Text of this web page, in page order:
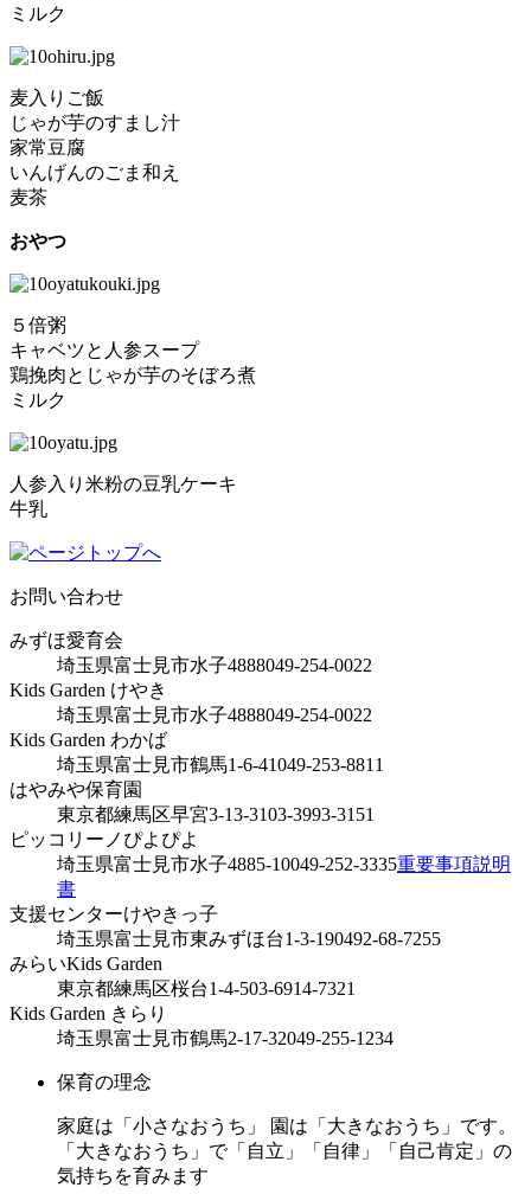
ミルク
麦入りご飯
じゃが芋のすまし汁
家常豆腐
いんげんのごま和え
麦茶
おやつ
５倍粥
キャベツと人参スープ
鶏挽肉とじゃが芋のそぼろ煮
ミルク
人参入り米粉の豆乳ケーキ
牛乳
お問い合わせ
みずほ愛育会
埼玉県富士見市水子4888049-254-0022
Kids Garden けやき
埼玉県富士見市水子4888049-254-0022
Kids Garden わかば
埼玉県富士見市鶴馬1-6-41049-253-8811
はやみや保育園
東京都練馬区早宮3-13-3103-3993-3151
ピッコリーノぴよぴよ
埼玉県富士見市水子4885-10049-252-3335重要事項説明
書
支援センターけやきっ子
埼玉県富士見市東みずほ台1-3-190492-68-7255
みらいKids Garden
東京都練馬区桜台1-4-503-6914-7321
Kids Garden きらり
埼玉県富士見市鶴馬2-17-32049-255-1234
保育の理念
家庭は「小さなおうち」 園は「大きなおうち」です。
「大きなおうち」で「自立」「自律」「自己肯定」の
気持ちを育みます